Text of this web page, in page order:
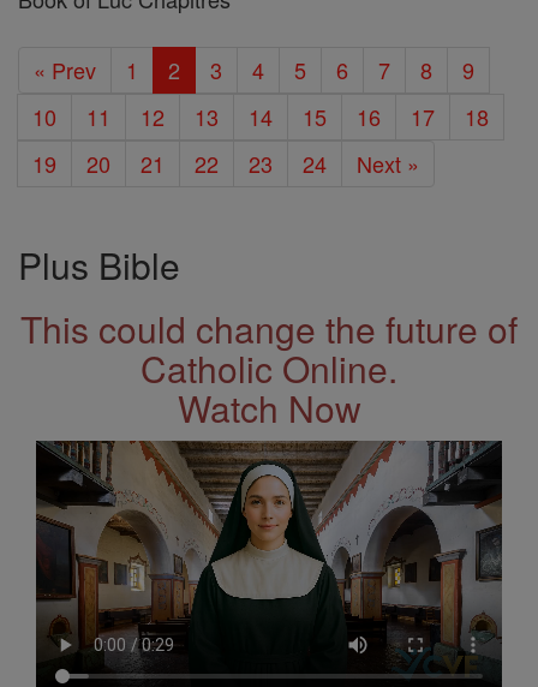
« Prev 1 2 3 4 5 6 7 8
9
10
11 12 13 14 15 16 17
18
19
20 21 22 23 24 Next »
Plus Bible
This could change the future of
Catholic Online.
Watch Now